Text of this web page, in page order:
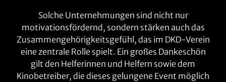
Solche Unternehmungen sind nicht nur
motivationsfördernd, sondern stärken auch das
Zusammengehörigkeitsgefühl, das im DKD-Verein
eine zentrale Rolle spielt. Ein großes Dankeschön
gilt den Helferinnen und Helfern sowie dem
Kinobetreiber, die dieses gelungene Event möglich